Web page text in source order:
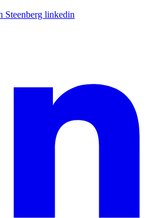
Steenberg linkedin